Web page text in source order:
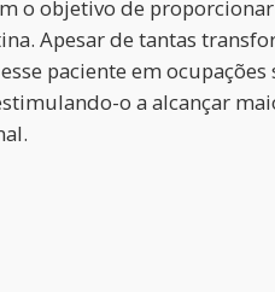
o objetivo de
Apesar de tantas
paciente em
o a alcançar